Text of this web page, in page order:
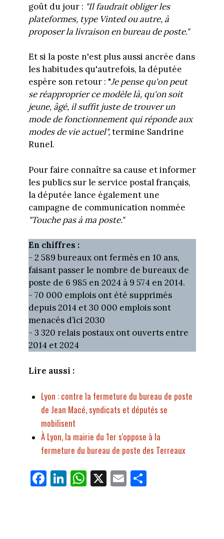
goût du jour : "Il faudrait obliger les
plateformes, type Vinted ou autre, à
proposer la livraison en bureau de poste."
Et si la poste n'est plus aussi ancrée dans
les habitudes qu'autrefois, la députée
espère son retour : "Je pense qu'on peut
se réapproprier ce modèle là, qu'on soit
jeune, âgé, il suffit juste de trouver un
mode de fonctionnement qui réponde aux
modes de vie actuel",termine Sandrine
Runel.
Pour faire connaître sa cause et informer
les publics sur le service postal français,
la députée lance également une
campagne de communication nommée
"Touche pas à ma poste."
En chiffres :
- 2 589 bureaux ont fermés en 10 ans,
faisant passer le nombre de bureaux de
poste de 6 985 en 2024 à 9 574 en 2014.
- 70 000 emplois ont été supprimés
depuis 2014 et 30 000 emplois sont
menacés d’ici 2030
- 3 320 relais postaux ont ouverts entre
2014 et 2024
Lire aussi :
Lyon : contre la fermeture du bureau de poste
de Jean Macé, syndicats et députés se
mobilisent
À Lyon, la mairie du 1er s'oppose à la
fermeture du bureau de poste des Terreaux
Fa
ce
Li
nk
W
ha
X E
m
Pa